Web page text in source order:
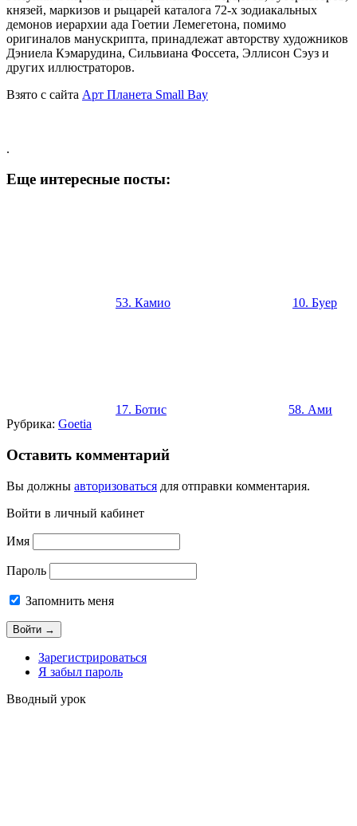
князей, маркизов и рыцарей каталога 72-х зодиакальных
демонов иерархии ада Гоетии Лемегетона, помимо
оригиналов манускрипта, принадлежат авторству художников
Дэниела Кэмарудина, Сильвиана Фоссета, Эллисон Сэуз и
других иллюстраторов.
Взято с сайта Aрт Планета Small Bay
.
Еще интересные посты:
53. Камио 10. Буер
17. Ботис
58. Ами
Рубрика: Goetia
Оставить комментарий
Вы должны авторизоваться для отправки комментария.
Войти в личный кабинет
Имя
Пароль
Запомнить меня
Зарегистрироваться
Я забыл пароль
Вводный урок